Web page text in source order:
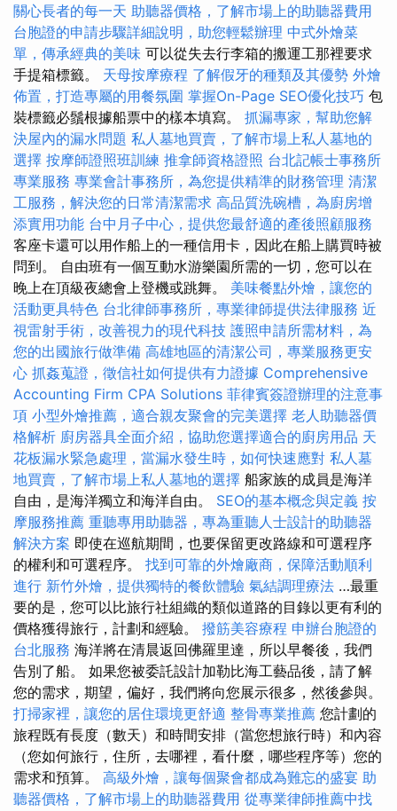
關心長者的每一天 助聽器價格，了解市場上的助聽器費用
台胞證的申請步驟詳細說明，助您輕鬆辦理 中式外燴菜
單，傳承經典的美味 可以從失去行李箱的搬運工那裡要求
手提箱標籤。 天母按摩療程 了解假牙的種類及其優勢 外燴
佈置，打造專屬的用餐氛圍 掌握On-Page SEO優化技巧 包
裝標籤必鬚根據船票中的樣本填寫。 抓漏專家，幫助您解
決屋內的漏水問題 私人墓地買賣，了解市場上私人墓地的
選擇 按摩師證照班訓練 推拿師資格證照 台北記帳士事務所
專業服務 專業會計事務所，為您提供精準的財務管理 清潔
工服務，解決您的日常清潔需求 高品質洗碗槽，為廚房增
添實用功能 台中月子中心，提供您最舒適的產後照顧服務
客座卡還可以用作船上的一種信用卡，因此在船上購買時被
問到。 自由班有一個互動水游樂園所需的一切，您可以在
晚上在頂級夜總會上登機或跳舞。 美味餐點外燴，讓您的
活動更具特色 台北律師事務所，專業律師提供法律服務 近
視雷射手術，改善視力的現代科技 護照申請所需材料，為
您的出國旅行做準備 高雄地區的清潔公司，專業服務更安
心 抓姦蒐證，徵信社如何提供有力證據 Comprehensive
Accounting Firm CPA Solutions 菲律賓簽證辦理的注意事
項 小型外燴推薦，適合親友聚會的完美選擇 老人助聽器價
格解析 廚房器具全面介紹，協助您選擇適合的廚房用品 天
花板漏水緊急處理，當漏水發生時，如何快速應對 私人墓
地買賣，了解市場上私人墓地的選擇 船家族的成員是海洋
自由，是海洋獨立和海洋自由。 SEO的基本概念與定義 按
摩服務推薦 重聽專用助聽器，專為重聽人士設計的助聽器
解決方案 即使在巡航期間，也要保留更改路線和可選程序
的權利和可選程序。 找到可靠的外燴廠商，保障活動順利
進行 新竹外燴，提供獨特的餐飲體驗 氣結調理療法 …最重
要的是，您可以比旅行社組織的類似道路的目錄以更有利的
價格獲得旅行，計劃和經驗。 撥筋美容療程 申辦台胞證的
台北服務 海洋將在清晨返回佛羅里達，所以早餐後，我們
告別了船。 如果您被委託設計加勒比海工藝品後，請了解
您的需求，期望，偏好，我們將向您展示很多，然後參與。
打掃家裡，讓您的居住環境更舒適 整骨專業推薦 您計劃的
旅程既有長度（數天）和時間安排（當您想旅行時）和內容
（您如何旅行，住所，去哪裡，看什麼，哪些程序等）您的
需求和預算。 高級外燴，讓每個聚會都成為難忘的盛宴 助
聽器價格，了解市場上的助聽器費用 從專業律師推薦中找